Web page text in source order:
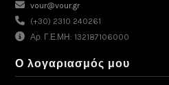
vour@vour.gr
(+30) 2310 240261
Αρ. Γ.Ε.ΜΗ: 132187106000
Ο λογαριασμός μου